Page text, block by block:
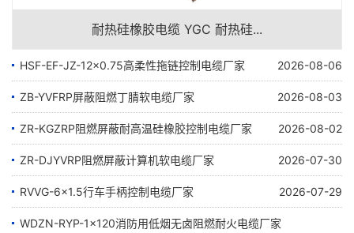
耐热硅橡胶电缆 YGC 耐热硅...
HSF-EF-JZ-12×0.75高柔性拖链控制电缆厂家 2026-08-06
ZB-YVFRP屏蔽阻燃丁腈软电缆厂家 2026-08-03
ZR-KGZRP阻燃屏蔽耐高温硅橡胶控制电缆厂家 2026-08-02
ZR-DJYVRP阻燃屏蔽计算机软电缆厂家 2026-07-30
RVVG-6×1.5行车手柄控制电缆厂家 2026-07-29
WDZN-RYP-1×120消防用低烟无卤阻燃耐火电缆厂家